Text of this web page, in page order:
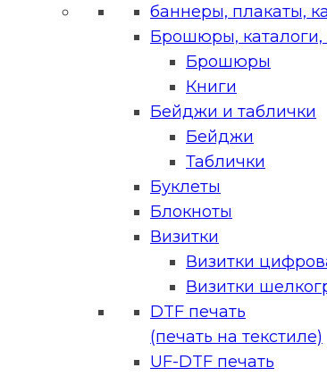
баннеры, плакаты,
Брошюры, каталоги,
Брошюры
Книги
Бейджи и таблички
Бейджи
Таблички
Буклеты
Блокноты
Визитки
Визитки
Визитки
DTF печать
(печать на текстиле)
UF-DTF печать